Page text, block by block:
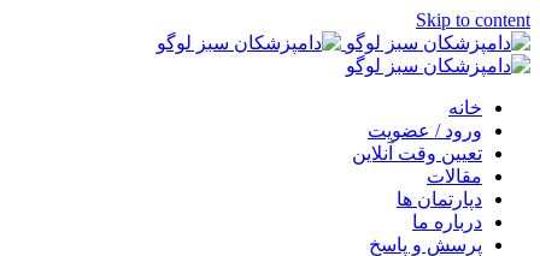
Skip to content
خانه
ورود / عضویت
تعیین وقت آنلاین
مقالات
دپارتمان ها
درباره ما
پرسش و پاسخ